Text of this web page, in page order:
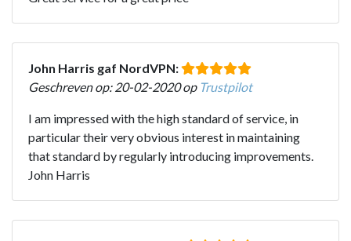
John Harris gaf NordVPN:
Geschreven op: 20-02-2020 op Trustpilot
I am impressed with the high standard of service, in
particular their very obvious interest in maintaining
that standard by regularly introducing improvements.
John Harris